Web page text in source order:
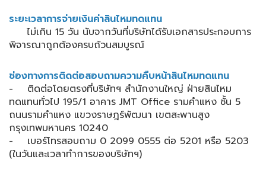
ระยะเวลาการจ่ายเงินค่าสินไหมทดแทน
ไม่เกิน 15 วัน นับจากวันที่บริษัทได้รับเอกสารประกอบการ
พิจารณาถูกต้องครบถ้วนสมบูรณ์
ช่องทางการติดต่อสอบถามความคืบหน้าสินไหมทดแทน
- ติดต่อโดยตรงที่บริษัทฯ สำนักงานใหญ่ ฝ่ายสินไหม
ทดแทนทั่วไป 195/1 อาคาร JMT Office รามคำแหง ชั้น 5
ถนนรามคำแหง แขวงราษฎร์พัฒนา เขตสะพานสูง
กรุงเทพมหานคร 10240
- เบอร์โทรสอบถาม 0 2099 0555 ต่อ 5201 หรือ 5203
(ในวันและเวลาทำการของบริษัทฯ)